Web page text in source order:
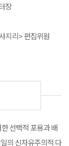
장
지리> 편집위원
한 선택적 포용과 배
의 신자유주의적 다